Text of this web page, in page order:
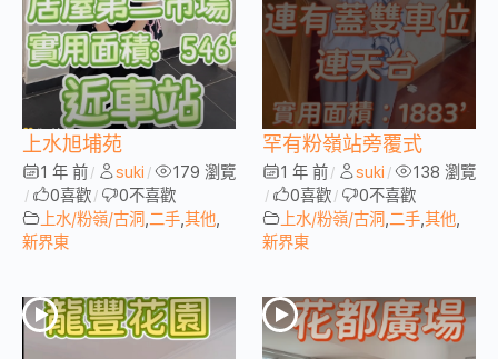
上水旭埔苑
1 年 前 / suki / 179 瀏覽
/ 0喜歡 / 0不喜歡
上水/粉嶺/古洞 二手 其他
新界東
罕有粉嶺站旁覆式
1 年 前 / suki / 138 瀏覽
/ 0喜歡 / 0不喜歡
上水/粉嶺/古洞 二手 其他
新界東